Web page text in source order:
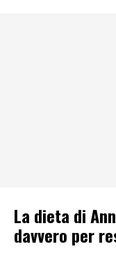
La dieta di
davvero per